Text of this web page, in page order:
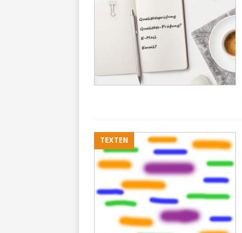
TEXTEN